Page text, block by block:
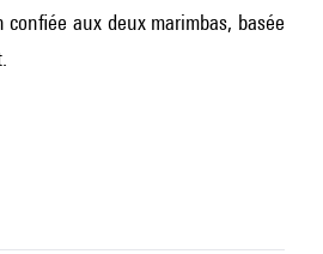
aux deux marimbas, basée